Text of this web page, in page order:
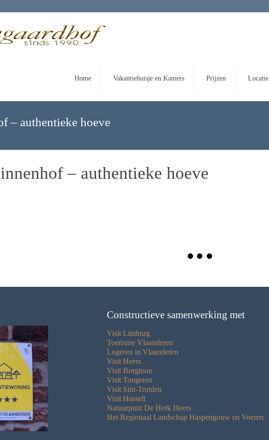
Home Vakantiehuisje en Kamers Prijzen Locatie
– authentieke hoeve
– authentieke hoeve
Constructieve samenwerking met
Visit Limburg
Toerisme Vlaanderen
Logeren in Vlaanderen
Visit Heers
Visit Borgloon
Visit Tongeren
Visit Sint-Truiden
Visit Hasselt
Natuurpunt De Herk Heers
Het Regionaal Landschap Haspengouw en Voeren